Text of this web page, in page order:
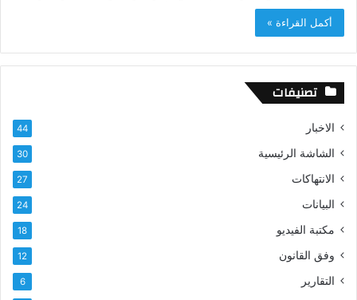
أكمل القراءة »
تصنيفات
الاخبار 44
الشاشة الرئيسية 30
الانتهاكات 27
البيانات 24
مكتبة الفيديو 18
وفق القانون 12
التقارير 6